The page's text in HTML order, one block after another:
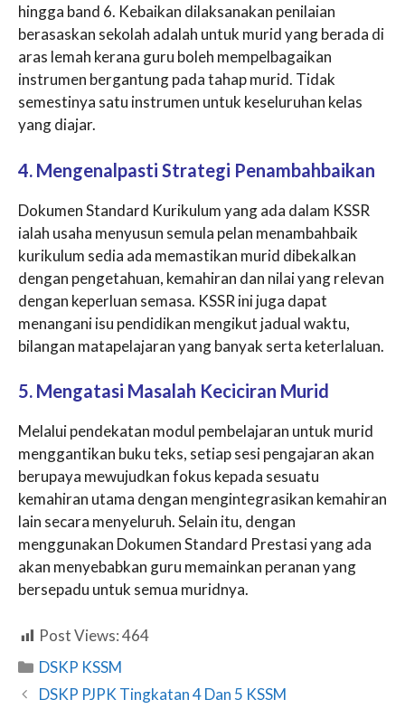
hingga band 6. Kebaikan dilaksanakan penilaian
berasaskan sekolah adalah untuk murid yang berada di
aras lemah kerana guru boleh mempelbagaikan
instrumen bergantung pada tahap murid. Tidak
semestinya satu instrumen untuk keseluruhan kelas
yang diajar.
4. Mengenalpasti Strategi Penambahbaikan
Dokumen Standard Kurikulum yang ada dalam KSSR
ialah usaha menyusun semula pelan menambahbaik
kurikulum sedia ada memastikan murid dibekalkan
dengan pengetahuan, kemahiran dan nilai yang relevan
dengan keperluan semasa. KSSR ini juga dapat
menangani isu pendidikan mengikut jadual waktu,
bilangan matapelajaran yang banyak serta keterlaluan.
5. Mengatasi Masalah Keciciran Murid
Melalui pendekatan modul pembelajaran untuk murid
menggantikan buku teks, setiap sesi pengajaran akan
berupaya mewujudkan fokus kepada sesuatu
kemahiran utama dengan mengintegrasikan kemahiran
lain secara menyeluruh. Selain itu, dengan
menggunakan Dokumen Standard Prestasi yang ada
akan menyebabkan guru memainkan peranan yang
bersepadu untuk semua muridnya.
Post Views:464
Categories
DSKP KSSM
DSKP PJPK Tingkatan 4 Dan 5 KSSM